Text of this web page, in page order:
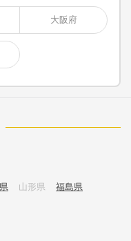
大阪府
山形県 福島県